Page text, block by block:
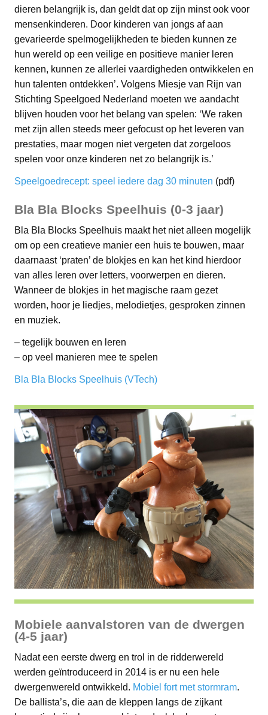
dieren belangrijk is, dan geldt dat op zijn minst ook voor
mensenkinderen. Door kinderen van jongs af aan
gevarieerde spelmogelijkheden te bieden kunnen ze
hun wereld op een veilige en positieve manier leren
kennen, kunnen ze allerlei vaardigheden ontwikkelen en
hun talenten ontdekken’. Volgens Miesje van Rijn van
Stichting Speelgoed Nederland moeten we aandacht
blijven houden voor het belang van spelen: ‘We raken
met zijn allen steeds meer gefocust op het leveren van
prestaties, maar mogen niet vergeten dat zorgeloos
spelen voor onze kinderen net zo belangrijk is.’
Speelgoedrecept: speel iedere dag 30 minuten (pdf)
Bla Bla Blocks Speelhuis (0-3 jaar)
Bla Bla Blocks Speelhuis maakt het niet alleen mogelijk
om op een creatieve manier een huis te bouwen, maar
daarnaast ‘praten’ de blokjes en kan het kind hierdoor
van alles leren over letters, voorwerpen en dieren.
Wanneer de blokjes in het magische raam gezet
worden, hoor je liedjes, melodietjes, gesproken zinnen
en muziek.
– tegelijk bouwen en leren
– op veel manieren mee te spelen
Bla Bla Blocks Speelhuis (VTech)
Mobiele aanvalstoren van de dwergen
(4-5 jaar)
Nadat een eerste dwerg en trol in de ridderwereld
werden geïntroduceerd in 2014 is er nu een hele
dwergenwereld ontwikkeld. Mobiel fort met stormram.
De ballista’s, die aan de kleppen langs de zijkant